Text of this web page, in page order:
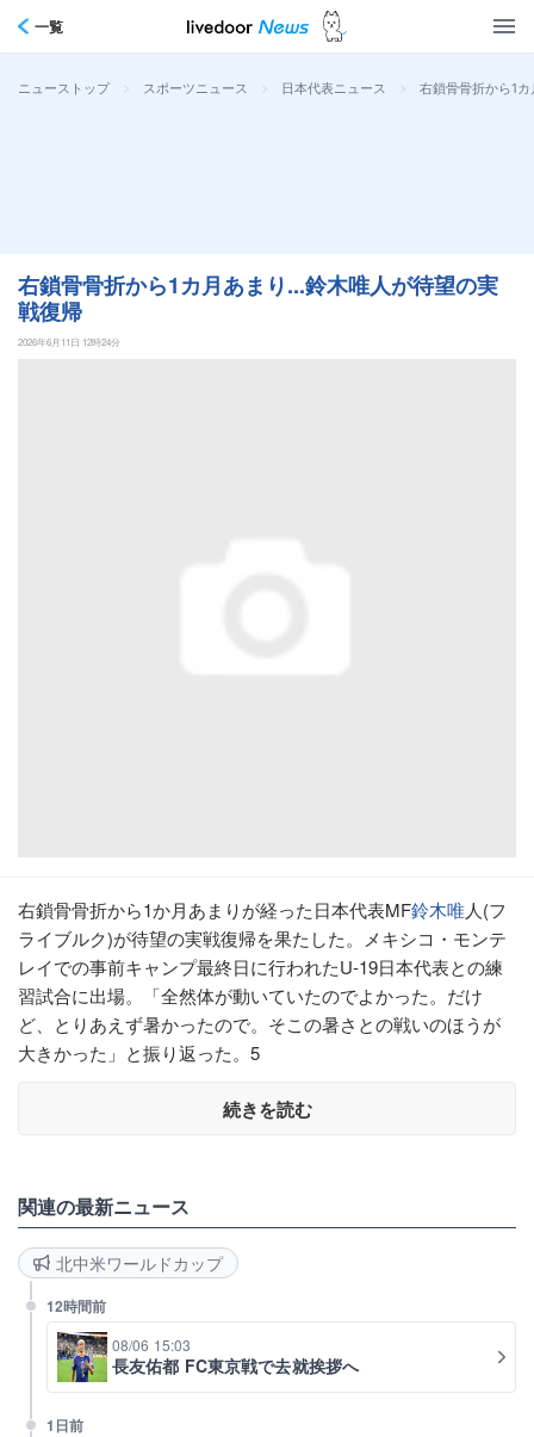
一覧
ニューストップ > スポーツニュース > 日本代表ニュース > 右鎖骨骨折から1
右鎖骨骨折から1カ月あまり...鈴木唯人が待望の実
戦復帰
2026年6月11日 12時24分
右鎖骨骨折から1か月あまりが経った日本代表MF鈴木唯人(フ
ライブルク)が待望の実戦復帰を果たした。メキシコ・モンテ
レイでの事前キャンプ最終日に行われたU-19日本代表との練
習試合に出場。「全然体が動いていたのでよかった。だけ
ど、とりあえず暑かったので。そこの暑さとの戦いのほうが
大きかった」と振り返った。5
続きを読む
関連の最新ニュース
北中米ワールドカップ
12時間前
08/06 15:03
長友佑都 FC東京戦で去就挨拶へ
1日前